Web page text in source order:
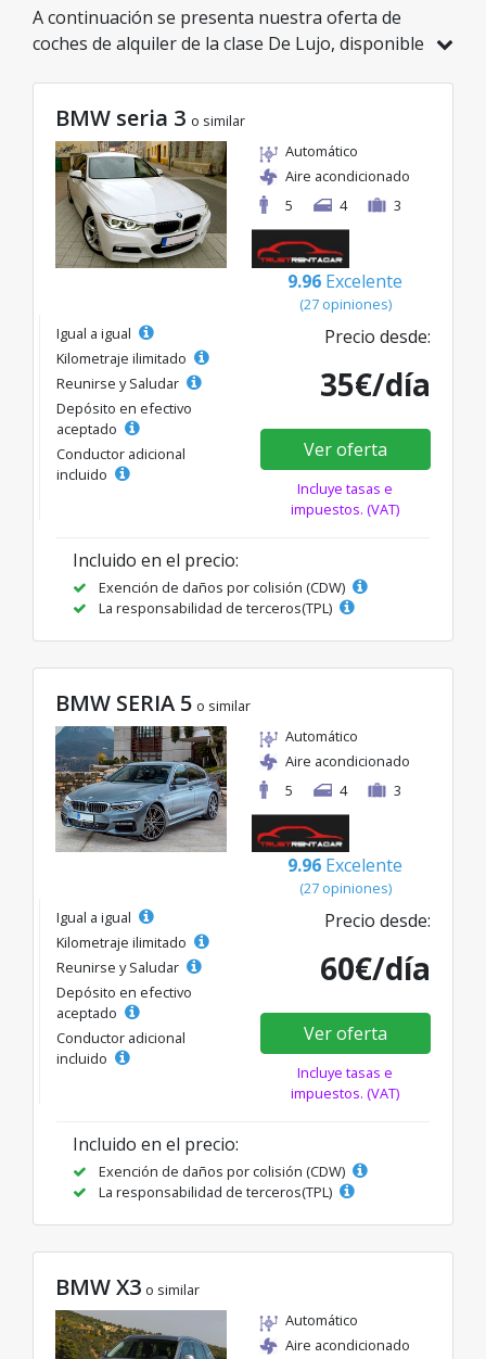
A continuación se presenta nuestra oferta de
coches de alquiler de la clase De Lujo, disponible
modelo ideal de la categoría seleccionada, con
tarifas excelentes desde solo 32€/día.
BMW seria 3 o similar
Automático
Aire acondicionado
5
4 3
9.96 Excelente
(27 opiniones)
Igual a igual
Kilometraje ilimitado
Reunirse y Saludar
Depósito en efectivo
aceptado
Conductor adicional
incluido
Precio desde:
35€/día
Ver oferta
Incluye tasas e
impuestos. (VAT)
Incluido en el precio:
Exención de daños por colisión (CDW)
La responsabilidad de terceros(TPL)
BMW SERIA 5 o similar
Automático
Aire acondicionado
5
4 3
9.96 Excelente
(27 opiniones)
Igual a igual
Kilometraje ilimitado
Reunirse y Saludar
Depósito en efectivo
aceptado
Conductor adicional
incluido
Precio desde:
60€/día
Ver oferta
Incluye tasas e
impuestos. (VAT)
Incluido en el precio:
Exención de daños por colisión (CDW)
La responsabilidad de terceros(TPL)
BMW X3 o similar
Automático
Aire acondicionado